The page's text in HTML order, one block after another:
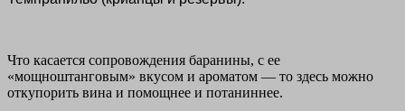
Что касается сопровождения баранины, с ее
«мощноштанговым» вкусом и ароматом — то здесь можно
откупорить вина и помощнее и потаниннее.